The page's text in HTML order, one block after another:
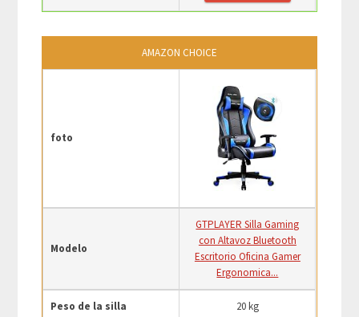
AMAZON CHOICE
foto
Modelo
GTPLAYER Silla Gaming
con Altavoz Bluetooth
Escritorio Oficina Gamer
Ergonomica...
Peso de la silla 20 kg